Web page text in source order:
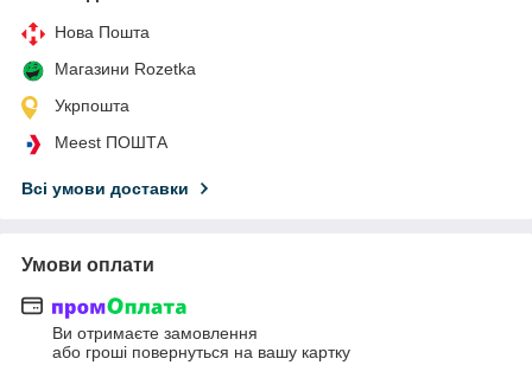
Нова Пошта
Магазини Rozetka
Укрпошта
Meest ПОШТА
Всі умови доставки
Умови оплати
Ви отримаєте замовлення
або гроші повернуться на вашу картку